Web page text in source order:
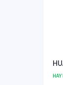
HAY